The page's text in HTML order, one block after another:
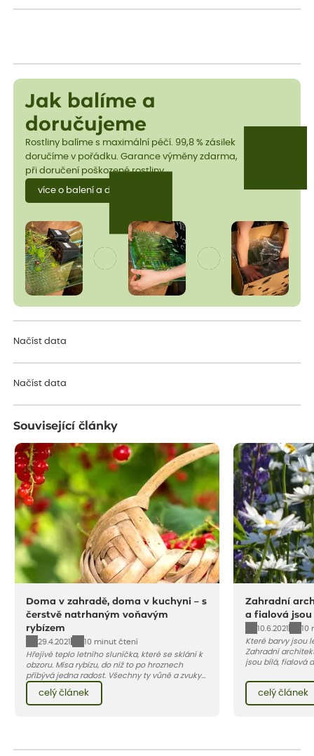
Jak balíme a
doručujeme
Rostliny balíme s maximální péčí. 99,8 % zásilek
doručíme v pořádku. Garance výměny zdarma,
při doručení poškozené rostliny.
více o balení a dopravě
Načíst data
Načíst data
Související články
Doma v zahradě, doma v kuchyni – s
čerstvě natrhaným voňavým
rybízem
29.4.2021
10 minut čtení
Hřejivé teplo letního sluníčka, které se sklání k
obzoru. Mísa rybízu, do níž to po hroznech
přibývá jedna radost. Všechny ty vůně a zvuky
červencové zahrady. Sklizeň rybízu do kuchyně
vnese neuvěřitelný klid a radost. A taky trochu
bezstarostnosti dětství při mlsání babiččina
celý článek
Zahradní
a fialová jsou
10.6.2021
10
Které barvy jsou
Zahradní
jsou bílá, fialová
záhon, terasu či
obléknout i vy.
celý článek